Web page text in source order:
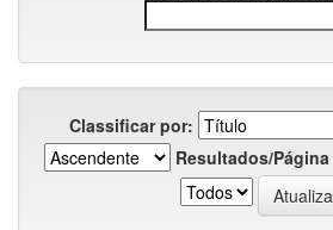
Classificar por:
Resultados/Página